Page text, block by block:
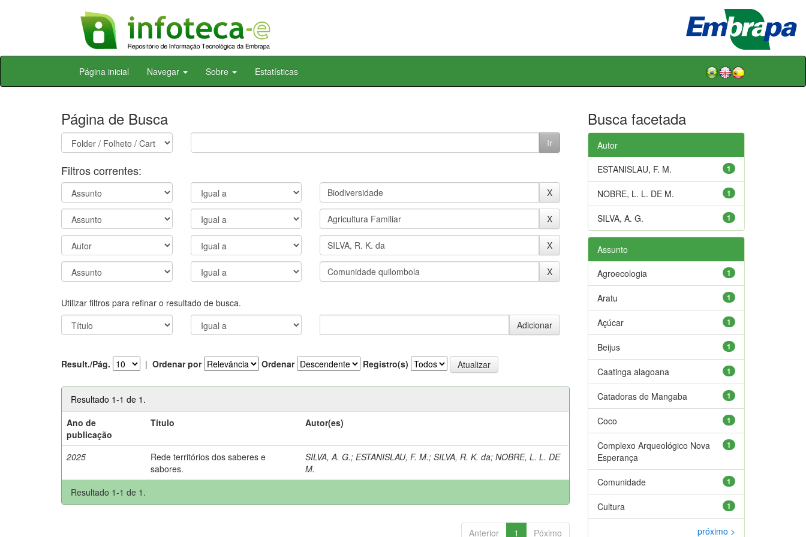
Skip
Página inicial Navegar Sobre Estatísticas
Página de Busca
Filtros correntes:
Utilizar filtros para refinar o resultado de busca.
Result./Pág. | Ordenar por Ordenar Registro(s)
Resultado 1-1 de 1.
Ano de
publicação
Título Autor(es)
2025
Rede territórios dos saberes e
sabores.
SILVA, A. G.;ESTANISLAU, F. M.;SILVA, R. K. da;NOBRE, L. L. DE
M.
Resultado 1-1 de 1.
Anterior 1 Póximo
Busca facetada
Autor
1
ESTANISLAU, F. M.
1
NOBRE, L. L. DE M.
1
SILVA, A. G.
Assunto
1
Agroecologia
1
Aratu
1
Açúcar
1
Beijus
1
Caatinga alagoana
1
Catadoras de Mangaba
1
Coco
1
Complexo Arqueológico Nova
Esperança
1
Comunidade
1
Cultura
próximo >